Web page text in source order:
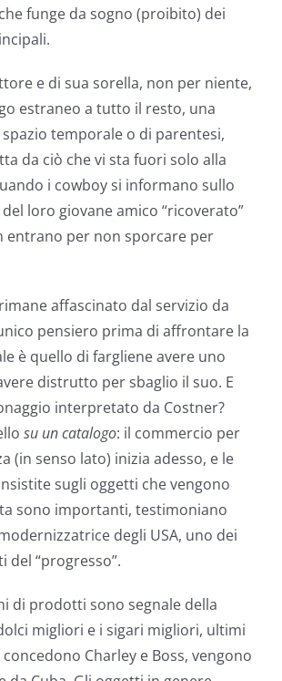
funge da sogno (proibito) dei
e di sua sorella, non per niente,
estraneo a tutto il resto, una
temporale o di parentesi,
da ciò che vi sta fuori solo alla
i cowboy si informano sullo
loro giovane amico “ricoverato”
entrano per non sporcare per
affascinato dal servizio da
pensiero prima di affrontare la
è quello di fargliene avere uno
distrutto per sbaglio il suo. E
interpretato da Costner?
su un catalogo: il commercio per
(in senso lato) inizia adesso, e le
sugli oggetti che vengono
sono importanti, testimoniano
degli USA, uno dei
“progresso”.
di prodotti sono segnale della
migliori e i sigari migliori, ultimi
Charley e Boss, vengono